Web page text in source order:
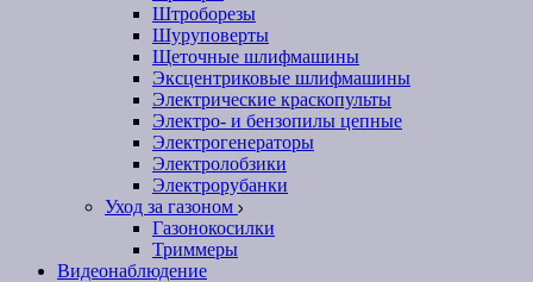
Штроборезы
Шуруповерты
Щеточные шлифмашины
Эксцентриковые шлифмашины
Электрические краскопульты
Электро- и бензопилы цепные
Электрогенераторы
Электролобзики
Электрорубанки
Уход за газоном
Газонокосилки
Триммеры
Видеонаблюдение